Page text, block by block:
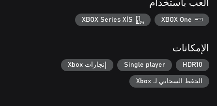
The immersive atmosphere, quality graphics and oppressive
SUBMERSED 2 - THE HIVE contains scenes of violence, gore,
nudity and explicit language. Enjoy!
العب باستخدام
XBOX One
XBOX Series X|S
الإمكانات
HDR10
Single player إنجازات Xbox
الحفظ السحابي لـ Xbox